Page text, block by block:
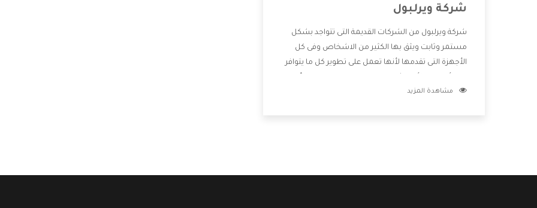
شركة ويرلبول
شركة ويرلبول من الشركات القديمة التى تتواجد بشكل
مستمر وثابت ويثق بها الكثير من الاشخاص وفى كل
الأجهزة التى تقدمها لأنها تعمل على تطوير كل ما يتوافر
خدمات ما بعد البيع مع المنتجات وتقدم للعملاء أقوى
مشاهدة المزيد